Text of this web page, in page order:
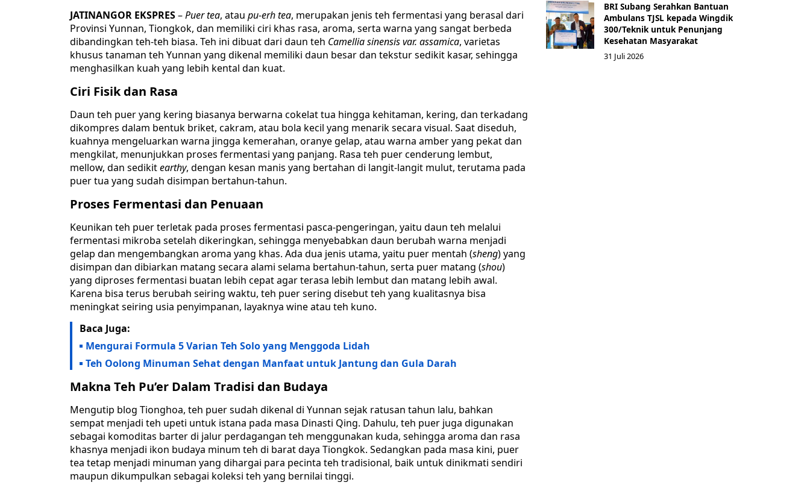
JATINANGOR EKSPRES–Puer tea, atau pu-erh tea, merupakan jenis teh fermentasi yang berasal dari
Provinsi Yunnan, Tiongkok, dan memiliki ciri khas rasa, aroma, serta warna yang sangat berbeda
dibandingkan teh-teh biasa. Teh ini dibuat dari daun teh Camellia sinensis var. assamica, varietas
khusus tanaman teh Yunnan yang dikenal memiliki daun besar dan tekstur sedikit kasar, sehingga
menghasilkan kuah yang lebih kental dan kuat.
Ciri Fisik dan Rasa
Daun teh puer yang kering biasanya berwarna cokelat tua hingga kehitaman, kering, dan terkadang
dikompres dalam bentuk briket, cakram, atau bola kecil yang menarik secara visual. Saat diseduh,
kuahnya mengeluarkan warna jingga kemerahan, oranye gelap, atau warna amber yang pekat dan
mengkilat, menunjukkan proses fermentasi yang panjang. Rasa teh puer cenderung lembut,
mellow, dan sedikitearthy, dengan kesan manis yang bertahan di langit-langit mulut, terutama pada
puer tua yang sudah disimpan bertahun-tahun.
Proses Fermentasi dan Penuaan
Keunikan teh puer terletak pada proses fermentasi pasca-pengeringan, yaitu daun teh melalui
fermentasi mikroba setelah dikeringkan, sehingga menyebabkan daun berubah warna menjadi
gelap dan mengembangkan aroma yang khas. Ada dua jenis utama, yaitu puer mentah (sheng) yang
disimpan dan dibiarkan matang secara alami selama bertahun-tahun, serta puer matang (shou)
yang diproses fermentasi buatan lebih cepat agar terasa lebih lembut dan matang lebih awal.
Karena bisa terus berubah seiring waktu, teh puer sering disebut teh yang kualitasnya bisa
meningkat seiring usia penyimpanan, layaknya wine atau teh kuno.
Baca Juga:
Mengurai Formula 5 Varian Teh Solo yang Menggoda Lidah
Teh Oolong Minuman Sehat dengan Manfaat untuk Jantung dan Gula Darah
Makna Teh Pu’er Dalam Tradisi dan Budaya
Mengutip blog Tionghoa, teh puer sudah dikenal di Yunnan sejak ratusan tahun lalu, bahkan
sempat menjadi teh upeti untuk istana pada masa Dinasti Qing. Dahulu, teh puer juga digunakan
sebagai komoditas barter di jalur perdagangan teh menggunakan kuda, sehingga aroma dan rasa
khasnya menjadi ikon budaya minum teh di barat daya Tiongkok. Sedangkan pada masa kini, puer
tea tetap menjadi minuman yang dihargai para pecinta teh tradisional, baik untuk dinikmati sendiri
maupun dikumpulkan sebagai koleksi teh yang bernilai tinggi.
BRI Subang Serahkan Bantuan
Ambulans TJSL kepada Wingdik
300/Teknik untuk Penunjang
Kesehatan Masyarakat ​
31 Juli 2026